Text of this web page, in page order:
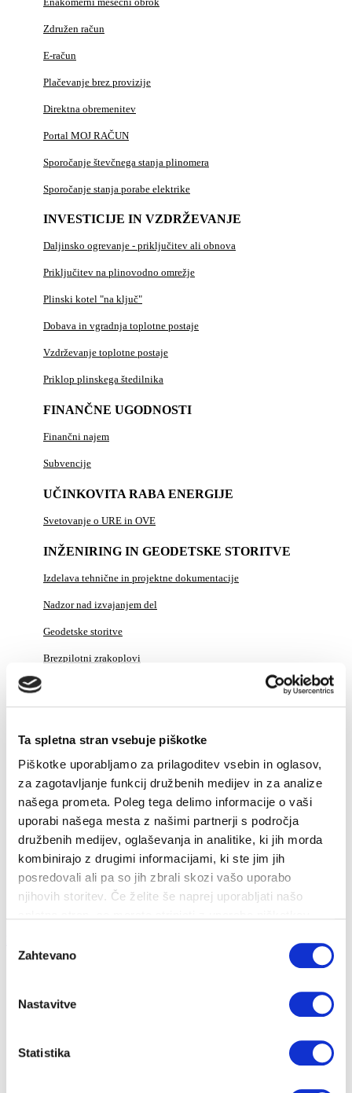
Ta spletna stran vsebuje piškotke
Piškotke uporabljamo za prilagoditev vsebin in oglasov,
za zagotavljanje funkcij družbenih medijev in za analize
našega prometa. Poleg tega delimo informacije o vaši
uporabi našega mesta z našimi partnerji s področja
družbenih medijev, oglaševanja in analitike, ki jih morda
kombinirajo z drugimi informacijami, ki ste jim jih
posredovali ali pa so jih zbrali skozi vašo uporabo
njihovih storitev. Če želite še naprej uporabljati našo
soglasja
Zahtevano
Nastavitve
Statistika
Združen račun
E-račun
Plačevanje brez provizije
Direktna obremenitev
Portal MOJ RAČUN
Sporočanje števčnega stanja plinomera
Sporočanje stanja porabe elektrike
INVESTICIJE IN VZDRŽEVANJE
Daljinsko ogrevanje - priključitev ali obnova
Priključitev na plinovodno omrežje
Plinski kotel "na ključ"
Dobava in vgradnja toplotne postaje
Vzdrževanje toplotne postaje
Priklop plinskega štedilnika
FINANČNE UGODNOSTI
Finančni najem
Subvencije
UČINKOVITA RABA ENERGIJE
Svetovanje o URE in OVE
INŽENIRING IN GEODETSKE STORITVE
Izdelava tehnične in projektne dokumentacije
Nadzor nad izvajanjem del
Geodetske storitve
Brezpilotni zrakoplovi
DELA NA OMREŽJU
ZA PODJETJA
CENIKI IN DOKUMENTI
PRIJAVA NA OBVEŠČANJE
RAZLAGA RAČUNA